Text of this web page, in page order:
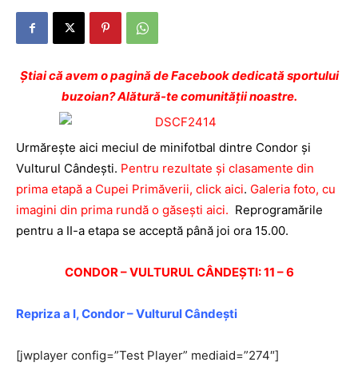
Ştiai că avem o pagină de Facebook dedicată sportului
buzoian? Alătură-te comunității noastre.
Urmăreşte aici meciul de minifotbal dintre Condor şi
Vulturul Cândeşti. Pentru rezultate şi clasamente din
prima etapă a Cupei Primăverii, click aici. Galeria foto, cu
imagini din prima rundă o găseşti aici. Reprogramările
pentru a II-a etapa se acceptă până joi ora 15.00.
CONDOR – VULTURUL CÂNDEŞTI: 11 – 6
Repriza a I, Condor – Vulturul Cândeşti
[jwplayer config=”Test Player” mediaid=”274″]